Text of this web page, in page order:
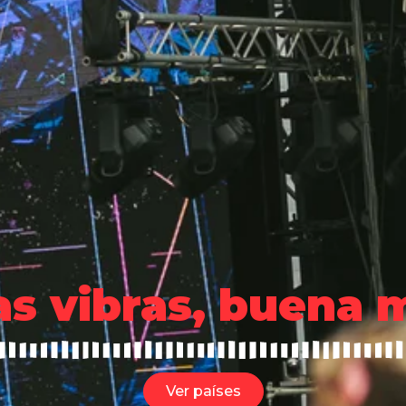
vibras, buena
Ver países